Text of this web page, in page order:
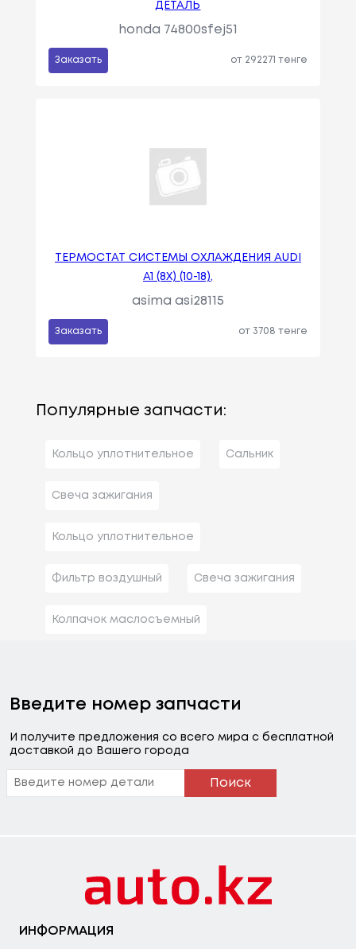
ДЕТАЛЬ
honda 74800sfej51
Заказать от 292271 тенге
ТЕРМОСТАТ СИСТЕМЫ ОХЛАЖДЕНИЯ AUDI
A1 (8X) (10-18),
asima asi28115
Заказать от 3708 тенге
Популярные запчасти:
Кольцо уплотнительное Сальник
Свеча зажигания
Кольцо уплотнительное
Фильтр воздушный Свеча зажигания
Колпачок маслосъемный
Введите номер запчасти
И получите предложения со всего мира с бесплатной
доставкой до Вашего города
Поиск
ИНФОРМАЦИЯ